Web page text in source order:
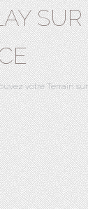
votre Terrain